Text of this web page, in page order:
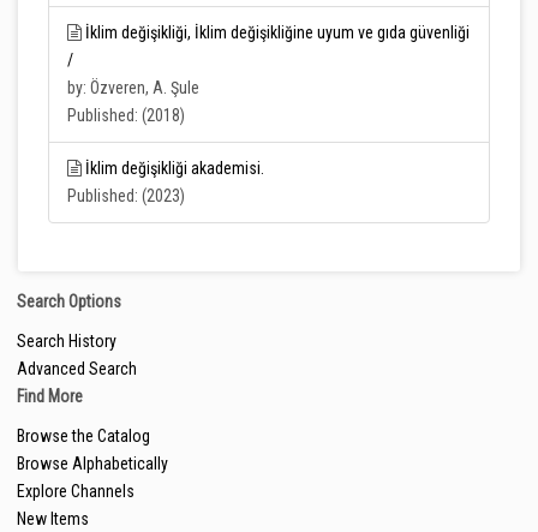
İklim değişikliği, İklim değişikliğine uyum ve gıda güvenliği
/
by: Özveren, A. Şule
Published: (2018)
İklim değişikliği akademisi.
Published: (2023)
Search Options
Search History
Advanced Search
Find More
Browse the Catalog
Browse Alphabetically
Explore Channels
New Items